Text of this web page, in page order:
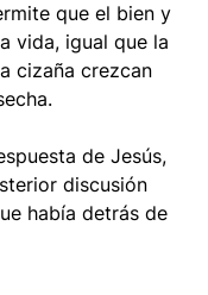
que el bien y
vida, igual que la
cizaña crezcan
de Jesús,
discusión
había detrás de